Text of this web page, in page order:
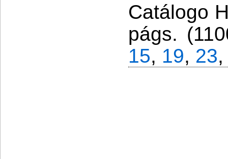
Catálogo
págs.
15, 19, 23